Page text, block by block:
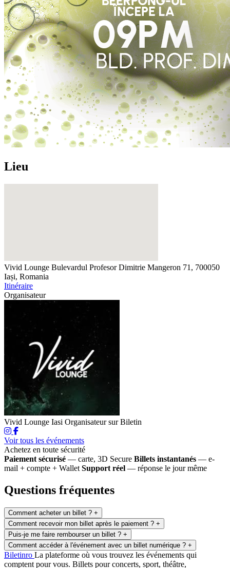
Lieu
Vivid Lounge Bulevardul Profesor Dimitrie Mangeron 71, 700050
Iași, Romania
Itinéraire
Organisateur
Vivid Lounge Iasi Organisateur sur Biletin
Voir tous les événements
Achetez en toute sécurité
Paiement sécurisé — carte, 3D Secure Billets instantanés — e-
mail + compte + Wallet Support réel — réponse le jour même
Questions fréquentes
Comment acheter un billet ? +
Comment recevoir mon billet après le paiement ? +
Puis-je me faire rembourser un billet ? +
Comment accéder à l'événement avec un billet numérique ? +
Biletinro La plateforme où vous trouvez les événements qui
comptent pour vous. Billets pour concerts, sport, théâtre,